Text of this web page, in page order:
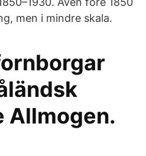
men i mindre skala.
Allmogen.